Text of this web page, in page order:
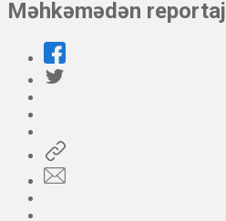
Məhkəmədən reportaj